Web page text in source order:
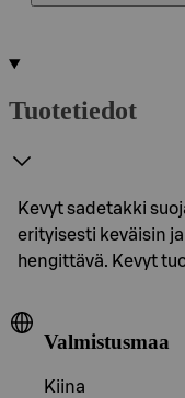
Tuotetiedot
Kevyt sadetakki
erityisesti keväisin
hengittävä. Kevyt
Valmistusmaa
Kiina